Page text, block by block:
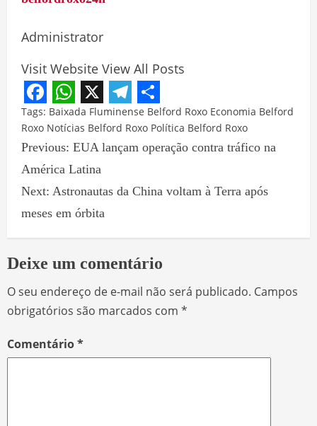
Administrator
Visit Website View All Posts
Facebook
WhatsApp
X Telegram
Share
Tags: Baixada Fluminense Belford Roxo Economia Belford
Roxo Notícias Belford Roxo Política Belford Roxo
Previous: EUA lançam operação contra tráfico na
América Latina
Next: Astronautas da China voltam à Terra após
meses em órbita
Deixe um comentário
O seu endereço de e-mail não será publicado. Campos
obrigatórios são marcados com *
Comentário*